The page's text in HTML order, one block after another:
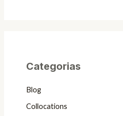
Categorias
Blog
Collocations